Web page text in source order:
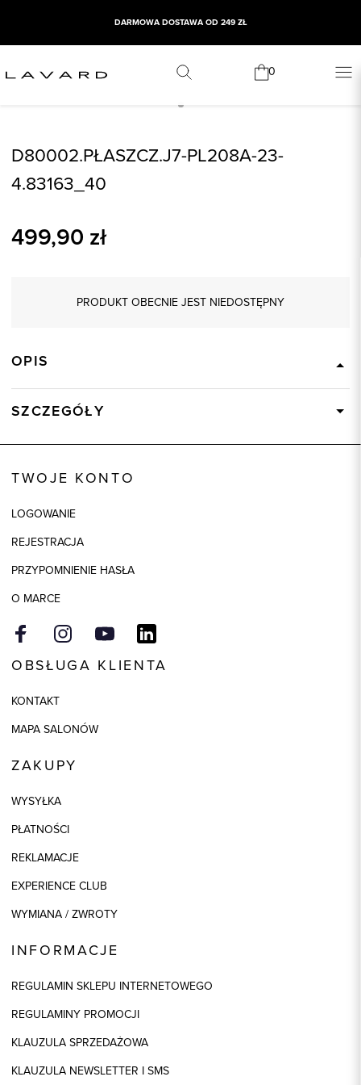
DARMOWA DOSTAWA OD 249 ZŁ
0
D80002.PŁASZCZ.J7-PL208A-23-
4.83163_40
499,90 zł
PRODUKT OBECNIE JEST NIEDOSTĘPNY
OPIS
SZCZEGÓŁY
TWOJE KONTO
LOGOWANIE
REJESTRACJA
PRZYPOMNIENIE HASŁA
O MARCE
OBSŁUGA KLIENTA
KONTAKT
MAPA SALONÓW
ZAKUPY
WYSYŁKA
PŁATNOŚCI
REKLAMACJE
EXPERIENCE CLUB
WYMIANA / ZWROTY
INFORMACJE
REGULAMIN SKLEPU INTERNETOWEGO
REGULAMINY PROMOCJI
KLAUZULA SPRZEDAŻOWA
KLAUZULA NEWSLETTER I SMS